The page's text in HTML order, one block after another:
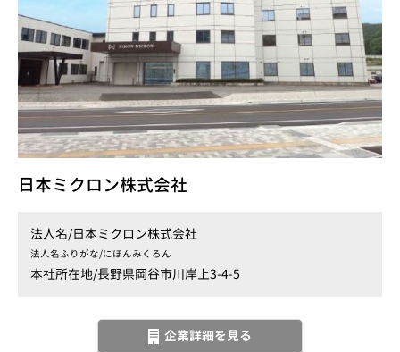
日本ミクロン株式会社
法人名/日本ミクロン株式会社
法人名ふりがな/にほんみくろん
本社所在地/長野県岡谷市川岸上3-4-5
企業詳細を見る